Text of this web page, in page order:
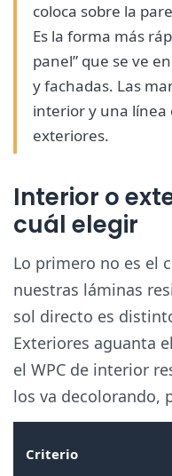
coloca sobre la
Es la forma más
panel” que se ve
y fachadas. Las
interiory una línea
exteriores.
Interior o
cuál elegir
Lo primero no es el
nuestras láminas
sol directo es
Exteriores aguanta
el WPC de interior
los va decolorando,
Criterio